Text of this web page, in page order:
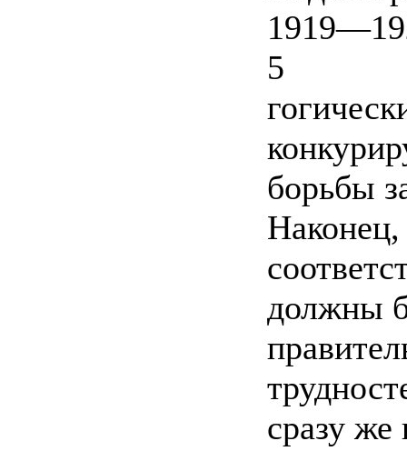
5
борьбы
должны
сразу